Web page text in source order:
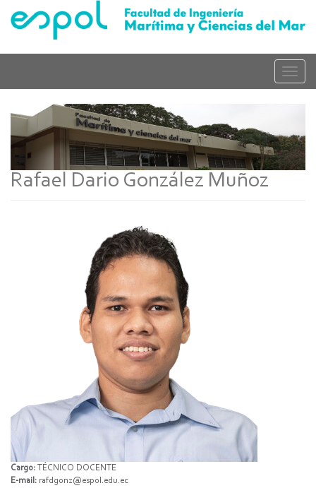
main
Toggle
Rafael Dario González Muñoz
Cargo:
TÉCNICO DOCENTE
E-mail: rafdgonz@espol.edu.ec